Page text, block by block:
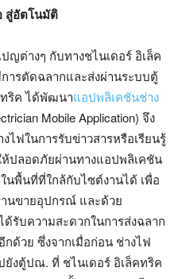
สู่อัตโนมัติ
ญต่างๆ กับทางชไนเดอร์ อิเล็ค
ารตัดฉลากและส่งผ่านระบบตู้
ริค ได้พัฒนาแอปพลิเคชันช่าง
Mobile Application) จึง
ไฟในการรับข่าวสารหรือเรียนรู้
ปลอดภัยผ่านทางแอปพลิเคชัน
นพื้นที่ที่ใกล้กับไซต์งานได้ เพื่อ
านขายอุปกรณ์ และด้วย
รับความสะดวกในการส่งฉลาก
กด้วย ซึ่งจากเมื่อก่อน ช่างไฟ
งตู้ปณ. ที่ ชไนเดอร์ อิเล็คทริค